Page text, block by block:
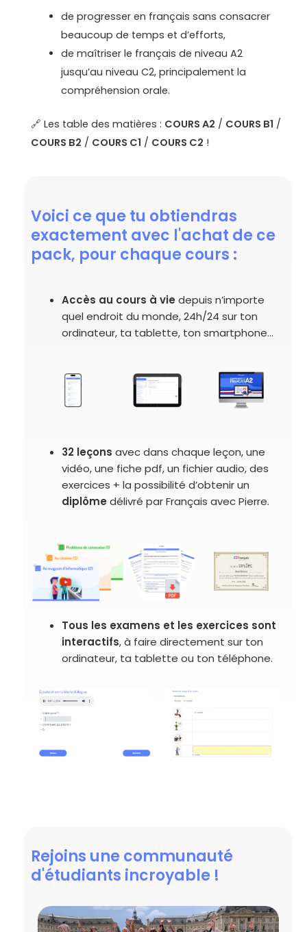
de progresser en français sans consacrer
beaucoup de temps et d’efforts,
de maîtriser le français de niveau A2
jusqu’au niveau C2, principalement la
compréhension orale.
🔗 Les table des matières : COURS A2 / COURS B1 /
COURS B2 / COURS C1 / COURS C2 !
Voici ce que tu obtiendras
exactement avec l'achat de ce
pack, pour chaque cours :
Accès au cours à vie depuis n’importe
quel endroit du monde, 24h/24 sur ton
ordinateur, ta tablette, ton smartphone…
32 leçons avec dans chaque leçon, une
vidéo, une fiche pdf, un fichier audio, des
exercices + la possibilité d’obtenir un
diplôme délivré par Français avec Pierre.
Tous les examens et les exercices sont
interactifs, à faire directement sur ton
ordinateur, ta tablette ou ton téléphone.
Rejoins une communauté
d'étudiants incroyable !